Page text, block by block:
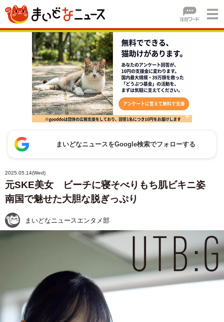
まいどなニュースをGoogle検索でフォローする
2025.05.14(Wed)
元SKE美女 ビーチに寝そべりもち肌ビキニ姿
南国で魅せた大胆な脱ぎっぷり
まいどなニュースエンタメ部